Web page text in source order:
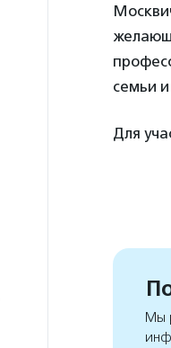
семьи
Для
Мы